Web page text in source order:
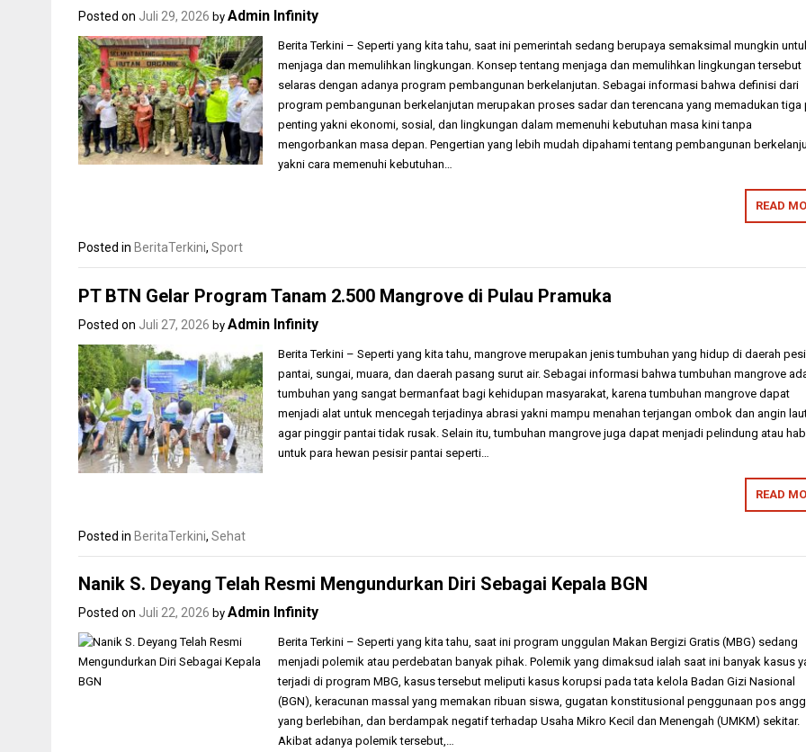
Posted on Juli 29, 2026 by Admin Infinity
Berita Terkini – Seperti yang kita tahu, saat ini pemerintah sedang berupaya semaksimal mungkin
menjaga dan memulihkan lingkungan. Konsep tentang menjaga dan memulihkan lingkungan tersebut
selaras dengan adanya program pembangunan berkelanjutan. Sebagai informasi bahwa definisi dari
program pembangunan berkelanjutan merupakan proses sadar dan terencana yang memadukan tiga
penting yakni ekonomi, sosial, dan lingkungan dalam memenuhi kebutuhan masa kini tanpa
mengorbankan masa depan. Pengertian yang lebih mudah dipahami tentang pembangunan
yakni cara memenuhi kebutuhan…
READ
Posted in BeritaTerkini, Sport
PT BTN Gelar Program Tanam 2.500 Mangrove di Pulau Pramuka
Posted on Juli 27, 2026 by Admin Infinity
Berita Terkini – Seperti yang kita tahu, mangrove merupakan jenis tumbuhan yang hidup di daerah
pantai, sungai, muara, dan daerah pasang surut air. Sebagai informasi bahwa tumbuhan mangrove
tumbuhan yang sangat bermanfaat bagi kehidupan masyarakat, karena tumbuhan mangrove dapat
menjadi alat untuk mencegah terjadinya abrasi yakni mampu menahan terjangan ombok dan angin
agar pinggir pantai tidak rusak. Selain itu, tumbuhan mangrove juga dapat menjadi pelindung atau
untuk para hewan pesisir pantai seperti…
READ
Posted in BeritaTerkini, Sehat
Nanik S. Deyang Telah Resmi Mengundurkan Diri Sebagai Kepala BGN
Posted on Juli 22, 2026 by Admin Infinity
Berita Terkini – Seperti yang kita tahu, saat ini program unggulan Makan Bergizi Gratis (MBG) sedang
menjadi polemik atau perdebatan banyak pihak. Polemik yang dimaksud ialah saat ini banyak kasus
terjadi di program MBG, kasus tersebut meliputi kasus korupsi pada tata kelola Badan Gizi Nasional
(BGN), keracunan massal yang memakan ribuan siswa, gugatan konstitusional penggunaan pos
yang berlebihan, dan berdampak negatif terhadap Usaha Mikro Kecil dan Menengah (UMKM) sekitar.
Akibat adanya polemik tersebut,…